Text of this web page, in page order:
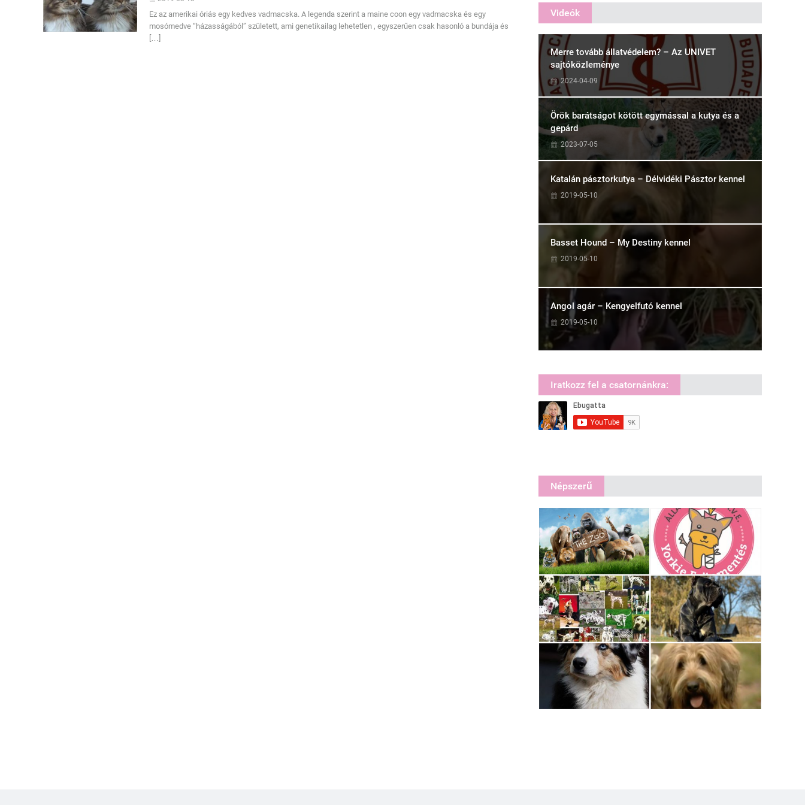
Ez az amerikai óriás egy kedves vadmacska. A legenda szerint a maine coon egy vadmacska és egy
mosómedve “házasságából” született, ami genetikailag lehetetlen , egyszerűen csak hasonló a bundája és
[…]
Videók
Merre tovább állatvédelem? – Az UNIVET
sajtóközleménye
2024-04-09
Örök barátságot kötött egymással a kutya és a
gepárd
2023-07-05
Katalán pásztorkutya – Délvidéki Pásztor kennel
2019-05-10
Basset Hound – My Destiny kennel
2019-05-10
Angol agár – Kengyelfutó kennel
2019-05-10
Iratkozz fel a csatornánkra:
Népszerű